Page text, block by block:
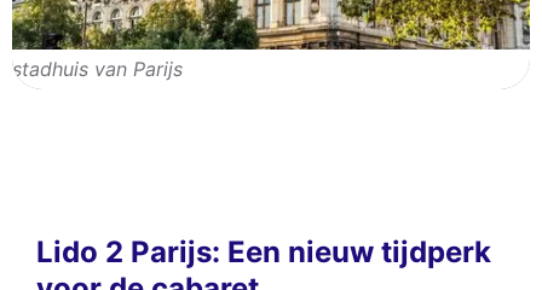
stadhuis van Parijs
Lido 2 Parijs: Een nieuw tijdperk